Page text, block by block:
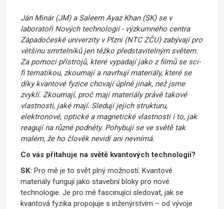
Ján Minár (JM) a Saleem Ayaz Khan (SK) se v
laboratoři Nových technologií - výzkumného centra
Západočeské univerzity v Plzni (NTC ZČU) zabývají pro
většinu smrtelníků jen těžko představitelným světem.
Za pomoci přístrojů, které vypadají jako z filmů se sci-
fi tematikou, zkoumají a navrhují materiály, které se
díky kvantové fyzice chovají úplně jinak, než jsme
zvyklí. Zkoumají, proč mají materiály právě takové
vlastnosti, jaké mají. Sledují jejich strukturu,
elektronové, optické a magnetické vlastnosti i to, jak
reagují na různé podněty. Pohybují se ve světě tak
malém, že ho člověk nevidí ani nevnímá.
Co vás přitahuje na světě kvantových technologií?
SK: Pro mě je to svět plný možností. Kvantové
materiály fungují jako stavební bloky pro nové
technologie. Je pro mě fascinující sledovat, jak se
kvantová fyzika propojuje s inženýrstvím – od vývoje